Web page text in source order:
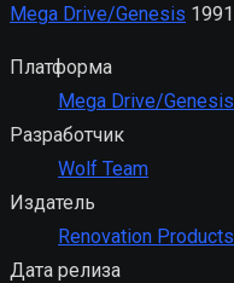
Mega Drive/Genesis 1991
Платформа
Mega Drive/Genesis
Разработчик
Wolf Team
Издатель
Renovation Products
Дата релиза